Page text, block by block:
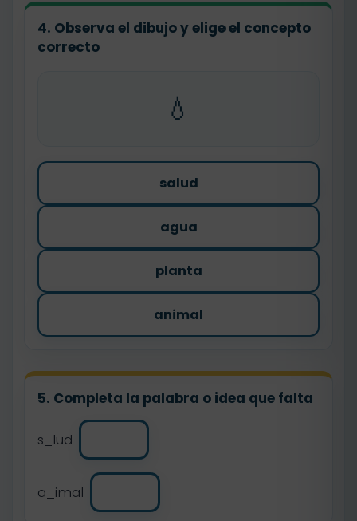
4. Observa el dibujo y elige el concepto
correcto
💧
salud
agua
planta
animal
5. Completa la palabra o idea que falta
s_lud
a_imal